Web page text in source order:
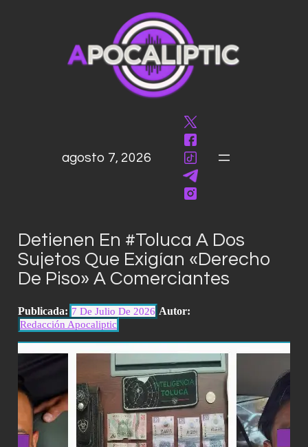
agosto 7, 2026
Detienen En #Toluca A Dos
Sujetos Que Exigían «derecho
De Piso» A Comerciantes
Publicada: 7 De Julio De 2026 Autor:
Redacción Apocaliptic